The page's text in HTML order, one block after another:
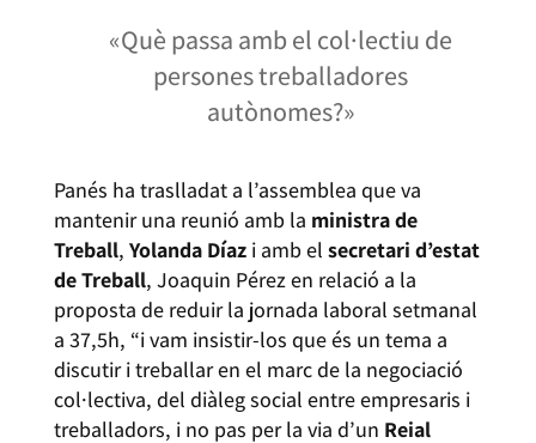
«Què passa amb el col·lectiu de
persones treballadores
autònomes?»
Panés ha traslladat a l’assemblea que va
mantenir una reunió amb la ministra de
Treball, Yolanda Díazi amb el secretari d’estat
de Treball, Joaquin Pérez en relació a la
proposta de reduir la jornada laboral setmanal
a 37,5h, “i vam insistir-los que és un tema a
discutir i treballar en el marc de la negociació
col·lectiva, del diàleg social entre empresaris i
treballadors, i no pas per la via d’un Reial